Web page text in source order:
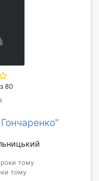
80
тому
тому